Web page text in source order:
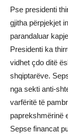
Pse presidenti
gjitha përpjekjet
parandaluar
Presidenti ka
vidhet çdo ditë
shqiptarëve.
nga sekti anti-
varfëritë të
paprekshmërinë
Sepse financat